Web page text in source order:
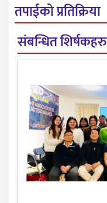
तपाईको प्रतिक्रिया
संबन्धित शिर्षकहरु